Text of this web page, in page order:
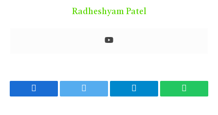
Radheshyam Patel
Facebook Twitter Telegram